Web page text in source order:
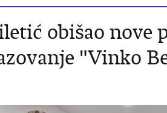
obišao nove
"Vinko